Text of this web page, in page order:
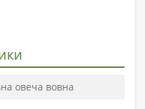
овеча вовна